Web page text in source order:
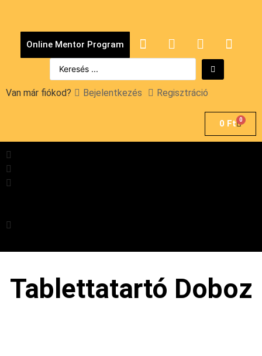
Online Mentor Program
Van már fiókod? Bejelentkezés Regisztráció
0 Ft 0
Tablettatartó Doboz